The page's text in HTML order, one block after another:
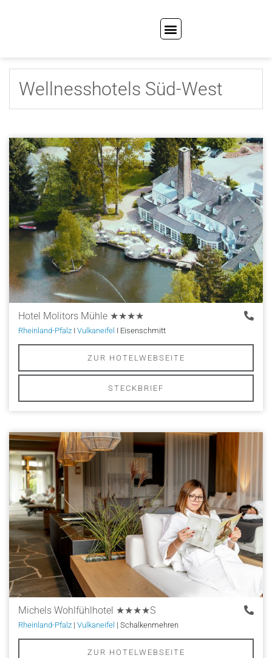
Wellnesshotels Süd-West
Hotel Molitors Mühle ★★★★
Rheinland-Pfalz I Vulkaneifel I Eisenschmitt
ZUR HOTELWEBSEITE
STECKBRIEF
Michels Wohlfühlhotel ★★★★S
Rheinland-Pfalz | Vulkaneifel | Schalkenmehren
ZUR HOTELWEBSEITE